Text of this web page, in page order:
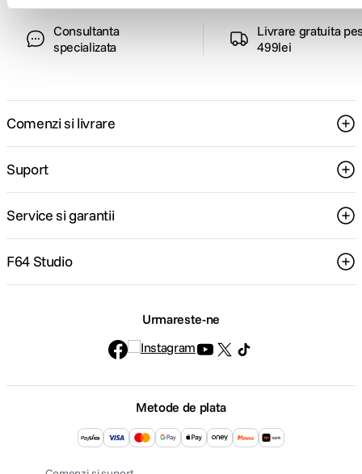
Consultanta
specializata
Livrare gratuita
499lei
Comenzi si livrare
Suport
Service si garantii
F64 Studio
Urmareste-ne
Metode de plata